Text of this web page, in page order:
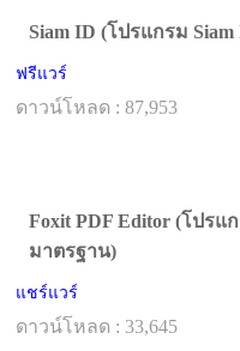
Siam ID (โปรแกรม
ฟรีแวร์
ดาวน์โหลด : 87,953
Foxit PDF Editor (โปรแ
มาตรฐาน)
แชร์แวร์
ดาวน์โหลด : 33,645